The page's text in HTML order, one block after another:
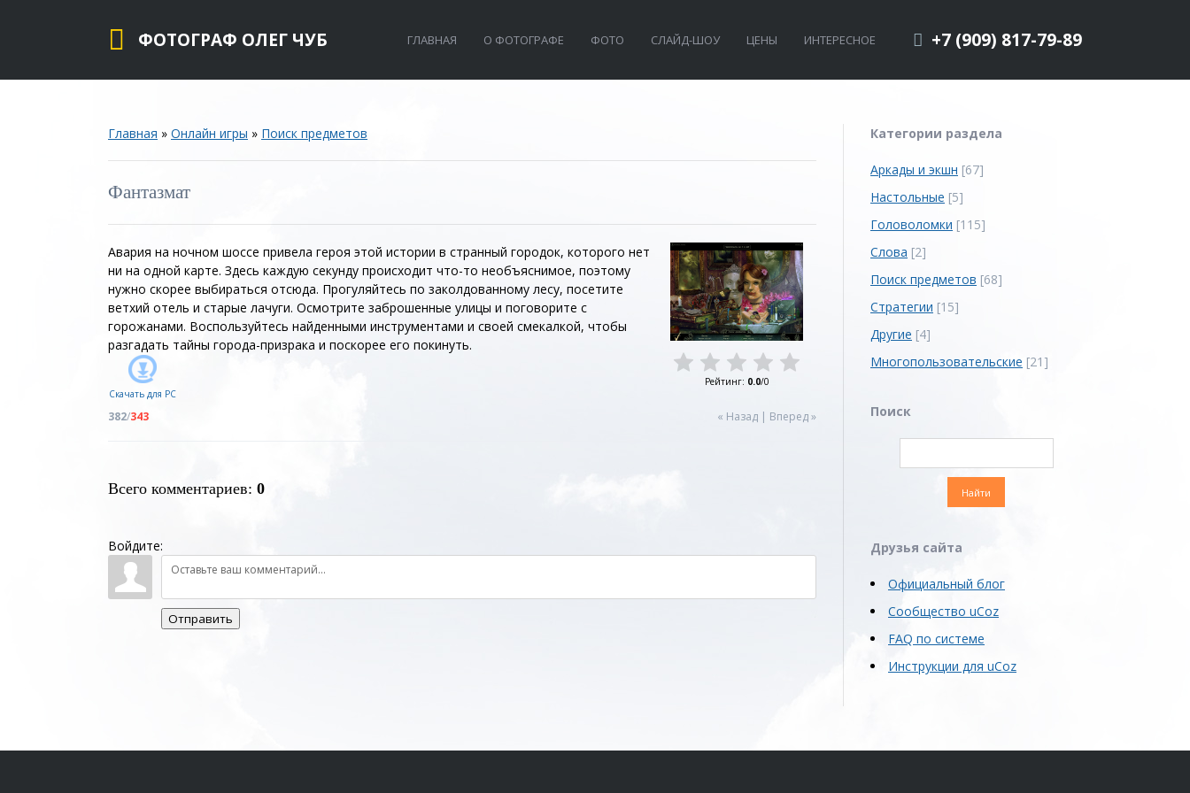
ФОТОГРАФ ОЛЕГ ЧУБ ГЛАВНАЯ О ФОТОГРАФЕ ФОТО СЛАЙД-ШОУ ЦЕНЫ ИНТЕРЕСНОЕ +7 (909) 817-79-89
Главная » Онлайн игры » Поиск предметов
Фантазмат
Авария на ночном шоссе привела героя этой истории в странный городок, которого нет
ни на одной карте. Здесь каждую секунду происходит что-то необъяснимое, поэтому
нужно скорее выбираться отсюда. Прогуляйтесь по заколдованному лесу, посетите
ветхий отель и старые лачуги. Осмотрите заброшенные улицы и поговорите с
горожанами. Воспользуйтесь найденными инструментами и своей смекалкой, чтобы
разгадать тайны города-призрака и поскорее его покинуть.
Скачать для PC
Рейтинг: 0.0/0
« Назад | Вперед »
382/343
Всего комментариев: 0
Войдите:
Отправить
Категории раздела
Аркады и экшн [67]
Настольные [5]
Головоломки [115]
Слова [2]
Поиск предметов [68]
Стратегии [15]
Другие [4]
Многопользовательские [21]
Поиск
Друзья сайта
Официальный блог
Сообщество uCoz
FAQ по системе
Инструкции для uCoz